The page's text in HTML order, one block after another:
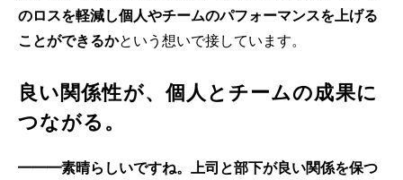
のロスを軽減し個人やチームのパフォーマンスを上げる
ことができるかという想いで接しています。
良い関係性が、個人とチームの成果に
つながる。
━━━素晴らしいですね。上司と部下が良い関係を保つ